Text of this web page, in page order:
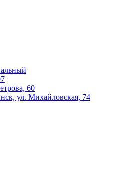
60
ул. Михайловская, 74